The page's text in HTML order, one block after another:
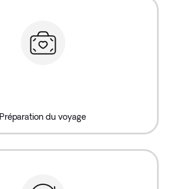
Préparation du voyage